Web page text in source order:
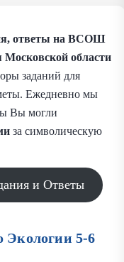
ответы на ВСОШ
области
заданий для
Ежедневно мы
Вы могли
за символическую
и Ответы
5-6